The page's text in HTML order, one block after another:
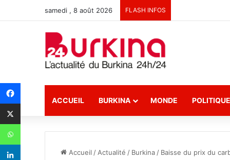
samedi , 8 août 2026 FLASH INFOS
ACCUEIL BURKINA MONDE POLITIQUE
Accueil / Actualité / Burkina / Baisse du prix du